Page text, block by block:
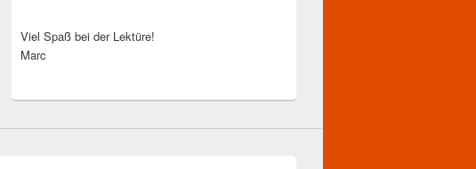
Viel Spaß bei der Lektüre!
Marc